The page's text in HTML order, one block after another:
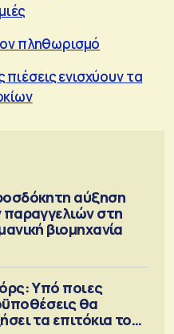
πληθωρισμό
ενισχύουν τα
αύξηση
παραγγελιών στη
βιομηχανία
Υπό ποιες
θα
τα επιτόκια τον